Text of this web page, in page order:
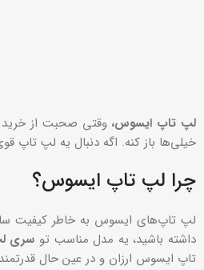
لپ تاپ ایسوس،وقتی صحبت از
خیلی‌ها باز کنه. اگه دنبال یه لپ تاپ
چرا لپ تاپ ایسوس؟
لپ تاپ‌های ایسوس به خاطر کیفیت
داشته باشید، یه مدل مناسب تو سری
تاپ ایسوس ارزان و در عین حال